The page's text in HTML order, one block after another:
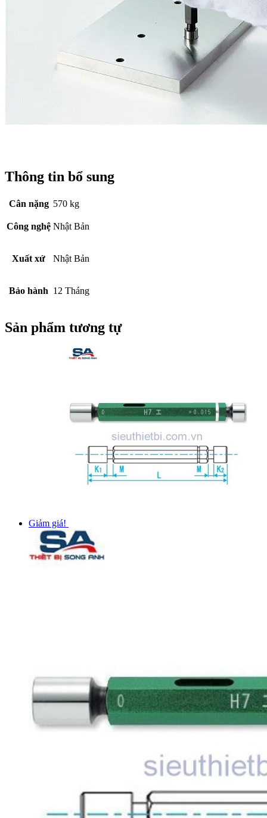
Thông tin bổ sung
Cân nặng 570 kg
Công nghệ Nhật Bản
Xuất xứ Nhật Bản
Bảo hành 12 Tháng
Sản phẩm tương tự
Giảm giá!